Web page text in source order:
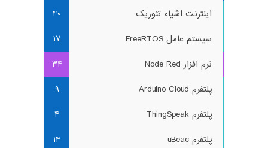
اینترنت اشیاء تئوریک
40
سیستم عامل FreeRTOS
17
نرم افزار Node Red
34
پلتفرم Arduino Cloud
9
پلتفرم ThingSpeak
4
پلتفرم uBeac
14